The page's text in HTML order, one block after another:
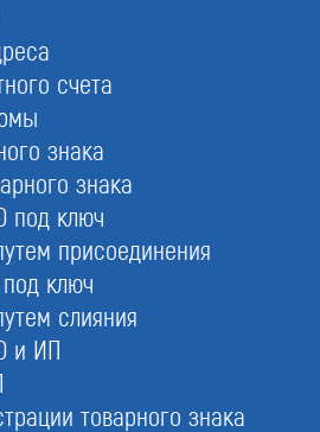
счета
знака
знака
под ключ
присоединения
ключ
слияния
и ИП
товарного знака
лицензию